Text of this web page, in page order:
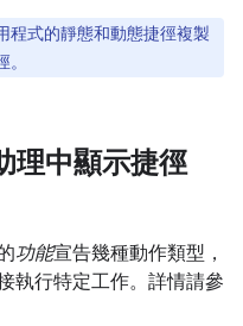
程式的靜態和動態捷徑複製
理中顯示捷徑
功能宣告幾種動作類型，
執行特定工作。詳情請參